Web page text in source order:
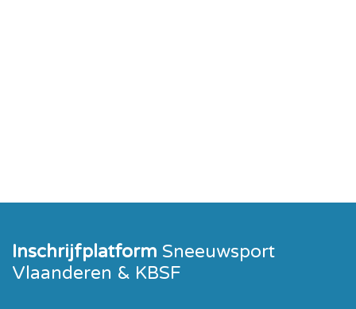
Inschrijfplatform Sneeuwsport
Vlaanderen & KBSF